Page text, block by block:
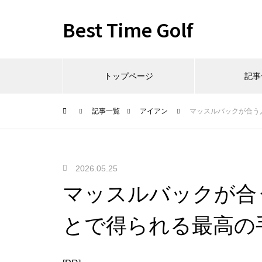
Best Time Golf
トップページ 記
記事一覧 アイアン マッスルバックが合
2026.05.25
マッスルバックが
とで得られる最高の